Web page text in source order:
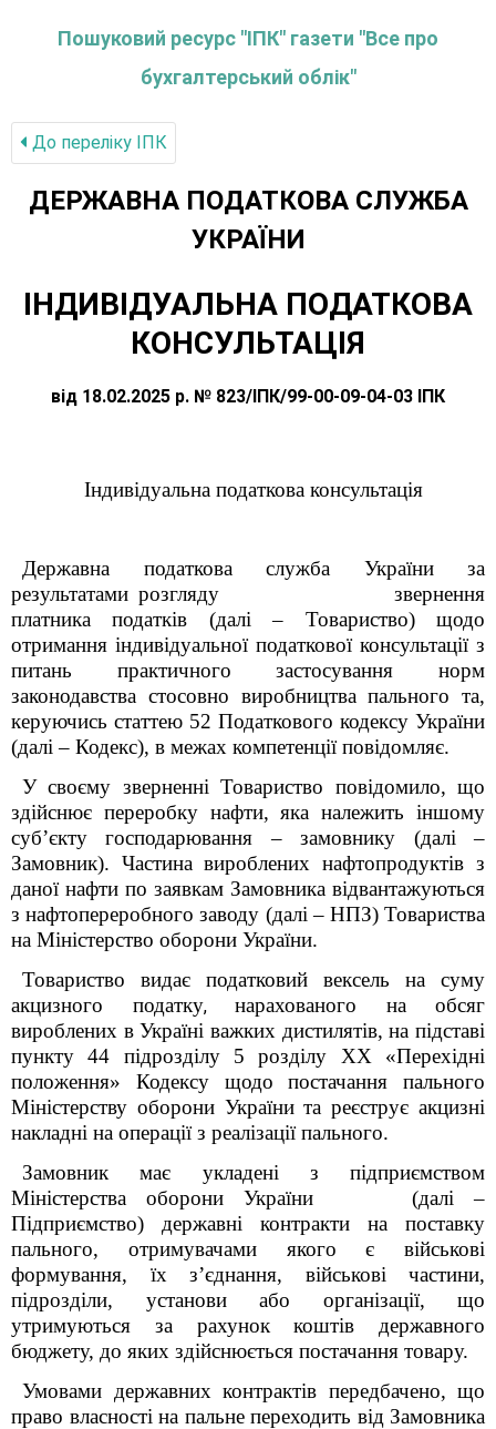
Пошуковий ресурс "ІПК" газети "Все про
бухгалтерський облік"
До переліку IПК
ДЕРЖАВНА ПОДАТКОВА СЛУЖБА
УКРАЇНИ
ІНДИВІДУАЛЬНА ПОДАТКОВА
КОНСУЛЬТАЦІЯ
від 18.02.2025 р. № 823/ІПК/99-00-09-04-03 ІПК
Індивідуальна податкова консультація
Державна податкова служба України за
результатами розгляду звернення
платника податків (далі – Товариство) щодо
отримання індивідуальної податкової консультації з
питань практичного застосування норм
законодавства стосовно виробництва пального та,
керуючись статтею 52 Податкового кодексу України
(далі – Кодекс), в межах компетенції повідомляє.
У своєму зверненні Товариство повідомило, що
здійснює переробку нафти, яка належить іншому
cуб’єкту господарювання – замовнику (далі –
Замовник). Частина вироблених нафтопродуктів з
даної нафти по заявкам Замовника відвантажуються
з нафтопереробного заводу (далі – НПЗ) Товариства
на Міністерство оборони України.
Товариство видає податковий вексель на суму
акцизного податку, нарахованого на обсяг
вироблених в Україні важких дистилятів, на підставі
пункту 44 підрозділу 5 розділу ХХ «Перехідні
положення» Кодексу щодо постачання пального
Міністерству оборони України та реєструє акцизні
накладні на операції з реалізації пального.
Замовник має укладені з підприємством
Міністерства оборони України (далі –
Підприємство) державні контракти на поставку
пального, отримувачами якого є військові
формування, їх з’єднання, військові частини,
підрозділи, установи або організації, що
утримуються за рахунок коштів державного
бюджету, до яких здійснюється постачання товару.
Умовами державних контрактів передбачено, що
право власності на пальне переходить від Замовника